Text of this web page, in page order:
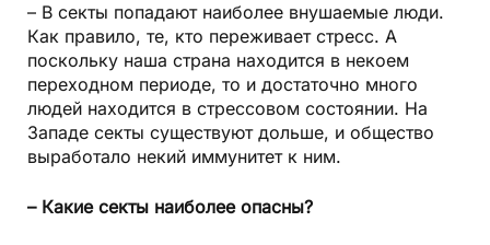
– В секты попадают наиболее внушаемые люди.
Как правило, те, кто переживает стресс. А
поскольку наша страна находится в некоем
переходном периоде, то и достаточно много
людей находится в стрессовом состоянии. На
Западе секты существуют дольше, и общество
выработало некий иммунитет к ним.
– Какие секты наиболее опасны?